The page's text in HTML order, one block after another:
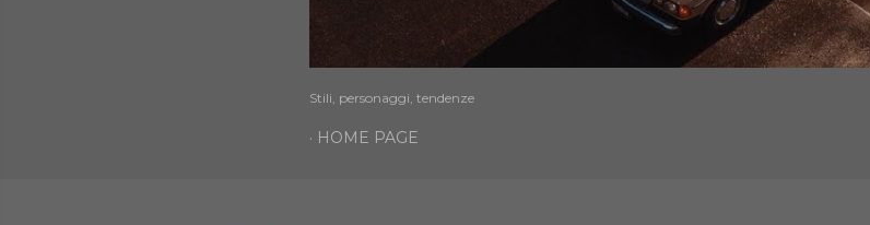
Stili, personaggi, tendenze
HOME PAGE